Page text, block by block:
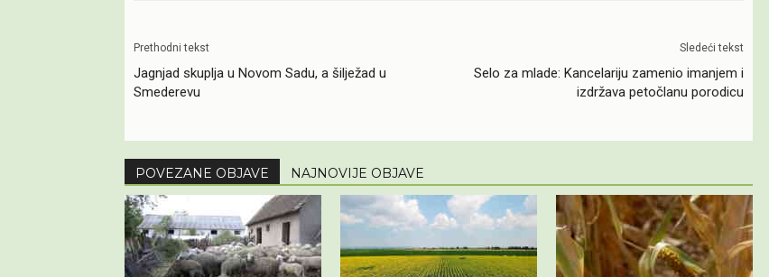
Prethodni tekst
Jagnjad skuplja u Novom Sadu, a šilježad u
Smederevu
Sledeći tekst
Selo za mlade: Kancelariju zamenio imanjem i
izdržava petočlanu porodicu
POVEZANE OBJAVE NAJNOVIJE OBJAVE